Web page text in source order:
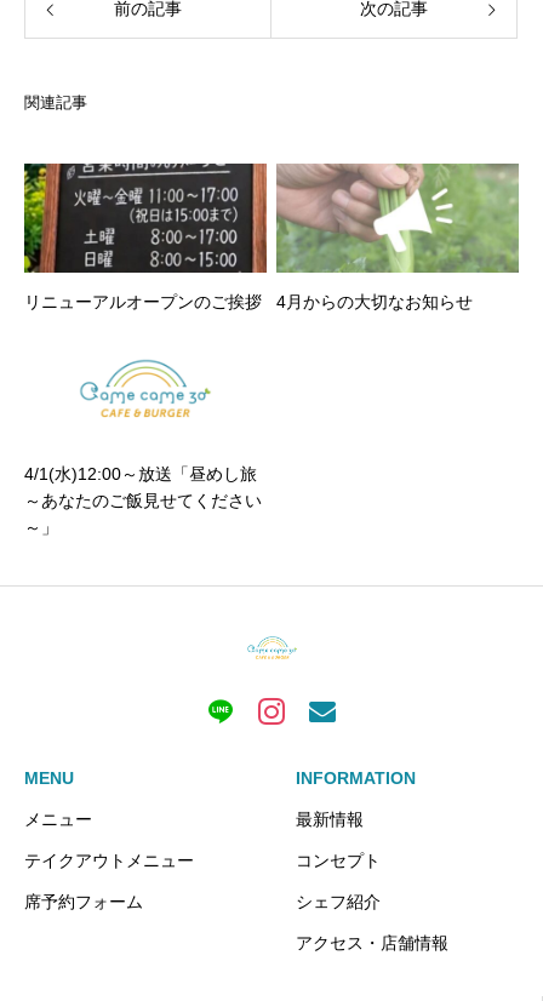
前の記事 次の記事
関連記事
リニューアルオープンのご挨拶 4月からの大切なお知らせ
4/1(水)12:00～放送「昼めし旅
～あなたのご飯見せてください
～」
MENU
メニュー
テイクアウトメニュー
席予約フォーム
INFORMATION
最新情報
コンセプト
シェフ紹介
アクセス・店舗情報